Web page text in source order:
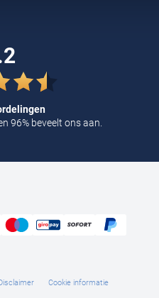
96% beveelt ons aan.
Cookie informatie